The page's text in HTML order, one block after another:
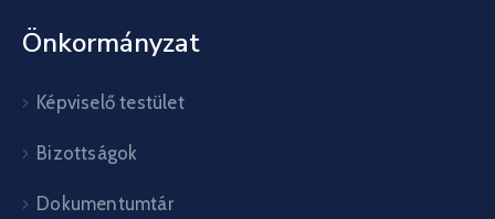
Önkormányzat
Képviselő testület
Bizottságok
Dokumentumtár